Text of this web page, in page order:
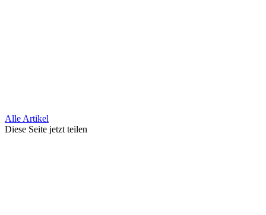
Alle Artikel
Diese Seite jetzt teilen